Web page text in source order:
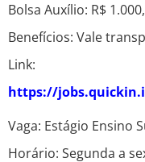
Bolsa Auxílio: R$
Benefícios: Vale
Link:
https://
Vaga: Estágio Ensino
Horário: Segunda a